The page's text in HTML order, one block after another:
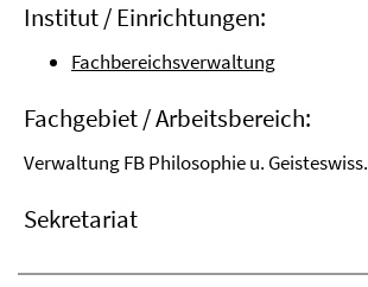
Institut / Einrichtungen:
Fachbereichsverwaltung
Fachgebiet / Arbeitsbereich:
Verwaltung FB Philosophie u. Geisteswiss.
Sekretariat